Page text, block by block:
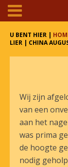
U BENT HIER |
LIER | CHINA
Wij zijn
van een
aan het
was prima
de hoogte
nodig